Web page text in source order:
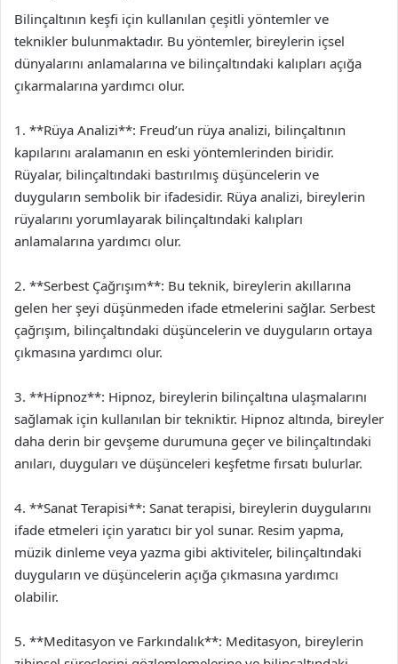
Bilinçaltının keşfi için kullanılan çeşitli yöntemler ve
teknikler bulunmaktadır. Bu yöntemler, bireylerin içsel
dünyalarını anlamalarına ve bilinçaltındaki kalıpları açığa
çıkarmalarına yardımcı olur.
1. **Rüya Analizi**: Freud’un rüya analizi, bilinçaltının
kapılarını aralamanın en eski yöntemlerinden biridir.
Rüyalar, bilinçaltındaki bastırılmış düşüncelerin ve
duyguların sembolik bir ifadesidir. Rüya analizi, bireylerin
rüyalarını yorumlayarak bilinçaltındaki kalıpları
anlamalarına yardımcı olur.
2. **Serbest Çağrışım**: Bu teknik, bireylerin akıllarına
gelen her şeyi düşünmeden ifade etmelerini sağlar. Serbest
çağrışım, bilinçaltındaki düşüncelerin ve duyguların ortaya
çıkmasına yardımcı olur.
3. **Hipnoz**: Hipnoz, bireylerin bilinçaltına ulaşmalarını
sağlamak için kullanılan bir tekniktir. Hipnoz altında, bireyler
daha derin bir gevşeme durumuna geçer ve bilinçaltındaki
anıları, duyguları ve düşünceleri keşfetme fırsatı bulurlar.
4. **Sanat Terapisi**: Sanat terapisi, bireylerin duygularını
ifade etmeleri için yaratıcı bir yol sunar. Resim yapma,
müzik dinleme veya yazma gibi aktiviteler, bilinçaltındaki
duyguların ve düşüncelerin açığa çıkmasına yardımcı
olabilir.
5. **Meditasyon ve Farkındalık**: Meditasyon, bireylerin